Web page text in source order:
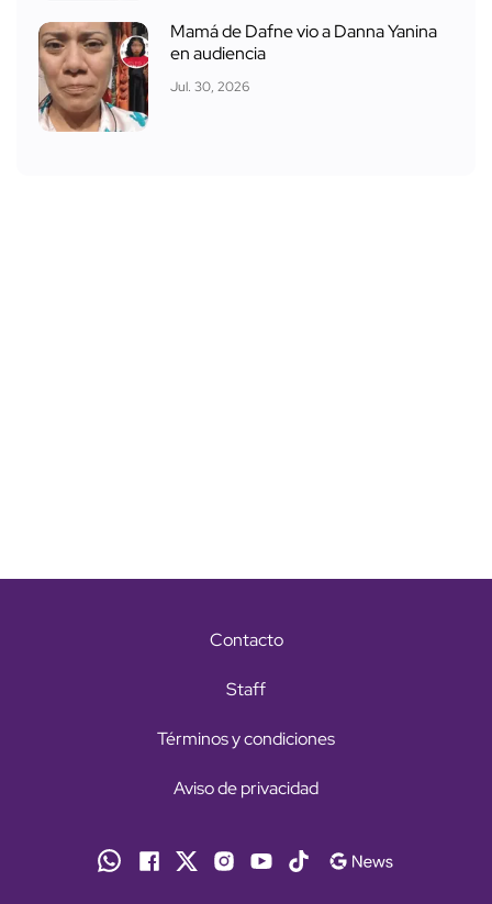
Mamá de Dafne vio a Danna Yanina
en audiencia
Jul. 30, 2026
Contacto
Staff
Términos y condiciones
Aviso de privacidad